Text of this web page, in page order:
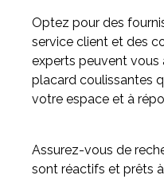
Optez pour des
service client et des
experts peuvent vous
placard coulissantes
votre espace et à
Assurez-vous de
sont réactifs et prêts